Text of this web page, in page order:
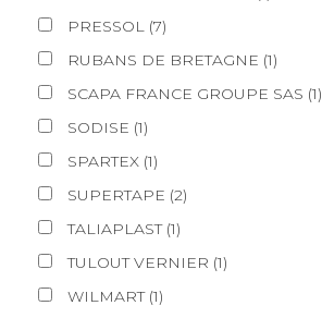
PRESSOL (7)
RUBANS DE BRETAGNE (1)
SCAPA FRANCE GROUPE SAS (1)
SODISE (1)
SPARTEX (1)
SUPERTAPE (2)
TALIAPLAST (1)
TULOUT VERNIER (1)
WILMART (1)